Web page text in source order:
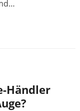
Händler